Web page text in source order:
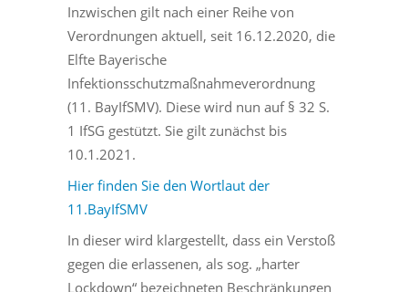
Inzwischen gilt nach einer Reihe von
Verordnungen aktuell, seit 16.12.2020, die
Elfte Bayerische
Infektionsschutzmaßnahmeverordnung
(11. BayIfSMV). Diese wird nun auf § 32 S.
1 IfSG gestützt. Sie gilt zunächst bis
10.1.2021.
Hier finden Sie den Wortlaut der
11.BayIfSMV
In dieser wird klargestellt, dass ein Verstoß
gegen die erlassenen, als sog. „harter
Lockdown“ bezeichneten Beschränkungen